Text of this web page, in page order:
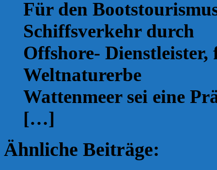
Für den
Schiffsverkehr durch
Offshore-
Weltnaturerbe
Wattenmeer sei eine
[…]
Ähnliche Beiträge: